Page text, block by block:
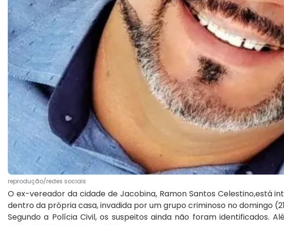
reprodução/redes sociais
O ex-vereador da cidade de Jacobina, Ramon Santos Celestino,está
dentro da própria casa, invadida por um grupo criminoso no domingo
Segundo a Polícia Civil, os suspeitos ainda não foram identificados.